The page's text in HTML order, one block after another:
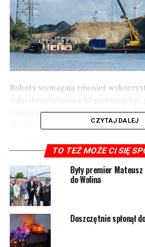
Roboty wymagają również
roku dwujezdniowa S3 powinna być
zakończenie realizacji odcinka
ukończeniem całej S3 od Bałtyku do
Foto: GDDKiA
12489 odsłon
POWIĄZANE TEMATY:
NASTĘPNY
Można dołączyć do bractwa
CZYTAJ DALEJ
TO TEŻ MOŻE CI SIĘ
Były premier
do Wolina
Doszczętnie spłonął